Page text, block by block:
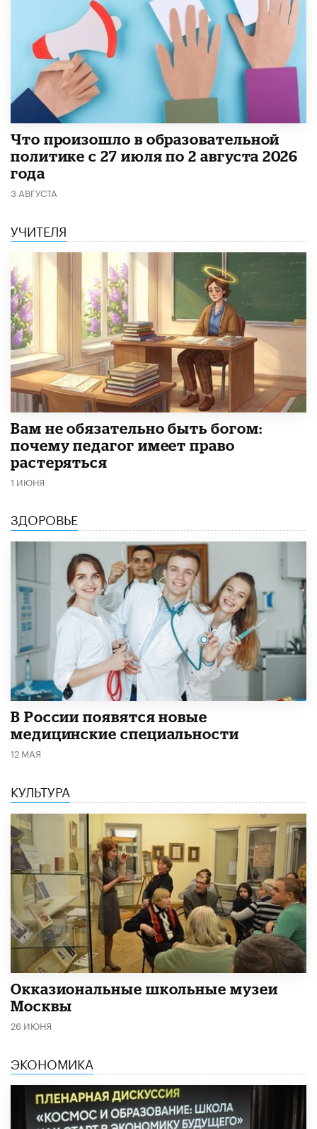
​Что произошло в образовательной
политике с 27 июля по 2 августа 2026
года
3 АВГУСТА
УЧИТЕЛЯ
​Вам не обязательно быть богом:
почему педагог имеет право
растеряться
1 ИЮНЯ
ЗДОРОВЬЕ
В России появятся новые
медицинские специальности
12 МАЯ
КУЛЬТУРА
​Окказиональные школьные музеи
Москвы
26 ИЮНЯ
ЭКОНОМИКА